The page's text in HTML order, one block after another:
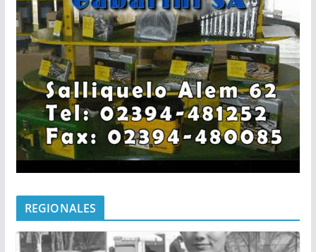
REGIONALES